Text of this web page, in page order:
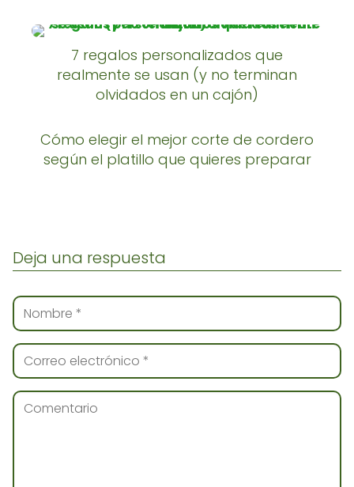
7 regalos personalizados que
realmente se usan (y no terminan
olvidados en un cajón)
Cómo elegir el mejor corte de cordero
según el platillo que quieres preparar
Deja una respuesta